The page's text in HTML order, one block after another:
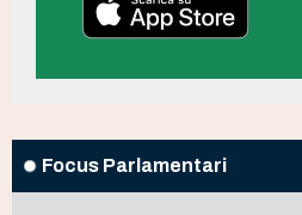
Focus Parlamentari